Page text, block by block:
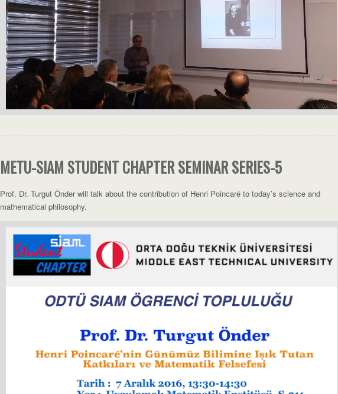
METU-SIAM STUDENT CHAPTER SEMINAR SERIES-5
Prof. Dr. Turgut Önder will talk about the contribution of Henri Poincaré to today’s science and
mathematical philosophy.